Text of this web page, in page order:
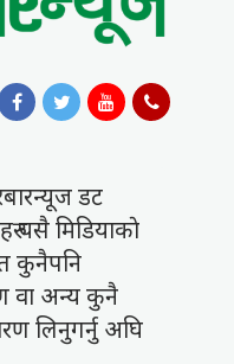
डट
यसै मिडियाकाे
कुनैपनि
वा अन्य कुनै
लिनुगर्नु अघि